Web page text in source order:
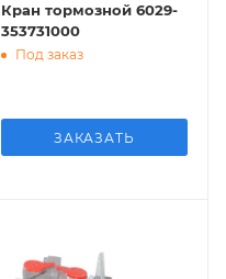
Кран тормозной 6029-
353731000
Под заказ
ЗАКАЗАТЬ